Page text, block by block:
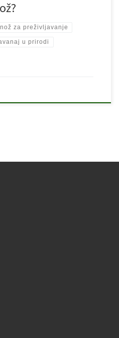
nož za preživljavanje
u prirodi